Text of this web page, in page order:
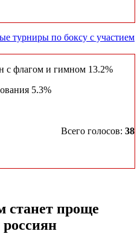
турниры по боксу с участием
с флагом и гимном 13.2%
5.3%
Всего голосов: 38
станет проще